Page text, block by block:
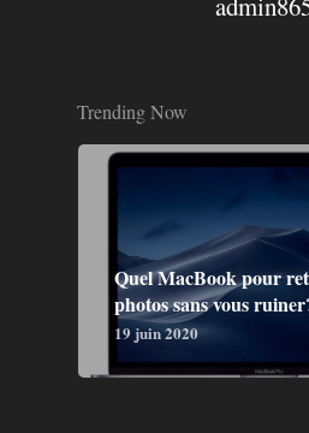
Trending Now
Quel MacBook pour
photos sans vous
19 juin 2020